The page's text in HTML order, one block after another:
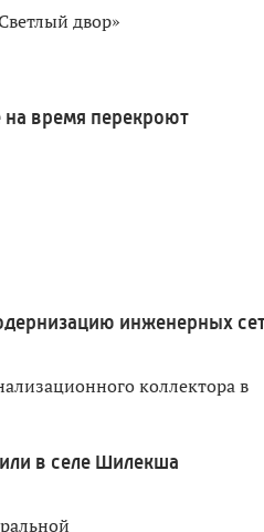
двор»
время перекроют
инженерных
коллектора в
в селе Шилекша